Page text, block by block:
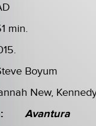
min.
Boyum
New,
Avantura